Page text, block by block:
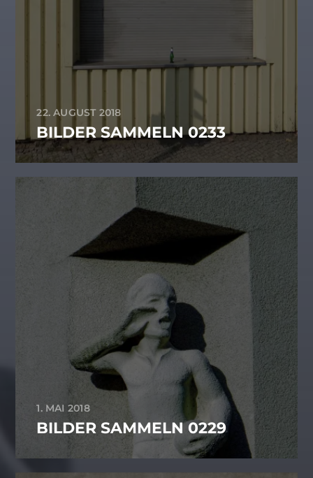
22. AUGUST 2018
BILDER SAMMELN 0233
1. MAI 2018
BILDER SAMMELN 0229